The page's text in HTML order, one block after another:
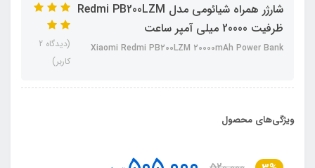
شارژر همراه شیائومی مدل Redmi PB200LZM
ظرفیت 20000 میلی آمپر ساعت
Xiaomi Redmi PB200LZM 20000mAh Power Bank
(دیدگاه 2
کاربر)
ویژگی‌های محصول